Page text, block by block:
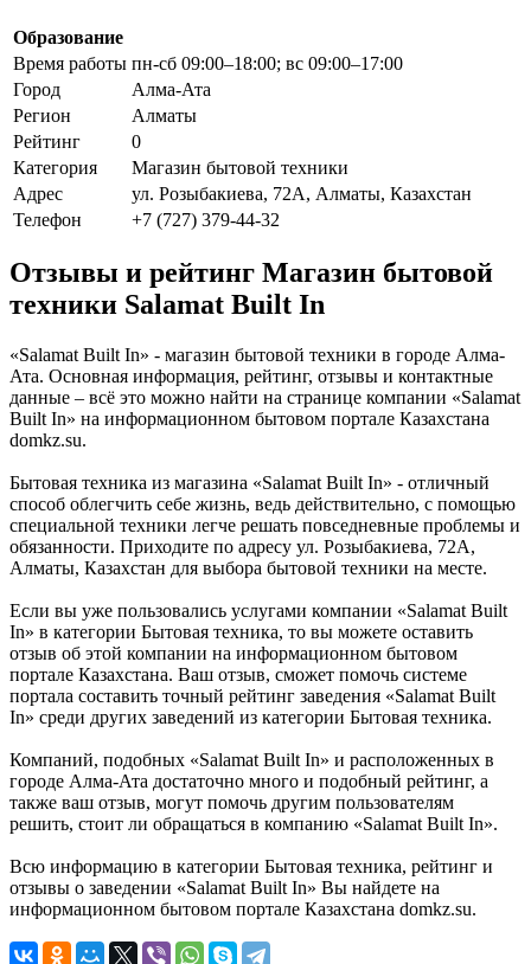
Образование
Время работы пн-сб 09:00–18:00; вс 09:00–17:00
Город
Алма-Ата
Регион
Алматы
Рейтинг
0
Категория
Магазин бытовой техники
Адрес
ул. Розыбакиева, 72А, Алматы, Казахстан
Телефон
+7 (727) 379-44-32
Отзывы и рейтинг Магазин бытовой
техники Salamat Built In
«Salamat Built In» - магазин бытовой техники в городе Алма-
Ата. Основная информация, рейтинг, отзывы и контактные
данные – всё это можно найти на странице компании «Salamat
Built In» на информационном бытовом портале Казахстана
domkz.su.
Бытовая техника из магазина «Salamat Built In» - отличный
способ облегчить себе жизнь, ведь действительно, с помощью
специальной техники легче решать повседневные проблемы и
обязанности. Приходите по адресу ул. Розыбакиева, 72А,
Алматы, Казахстан для выбора бытовой техники на месте.
Если вы уже пользовались услугами компании «Salamat Built
In» в категории Бытовая техника, то вы можете оставить
отзыв об этой компании на информационном бытовом
портале Казахстана. Ваш отзыв, сможет помочь системе
портала составить точный рейтинг заведения «Salamat Built
In» среди других заведений из категории Бытовая техника.
Компаний, подобных «Salamat Built In» и расположенных в
городе Алма-Ата достаточно много и подобный рейтинг, а
также ваш отзыв, могут помочь другим пользователям
решить, стоит ли обращаться в компанию «Salamat Built In».
Всю информацию в категории Бытовая техника, рейтинг и
отзывы о заведении «Salamat Built In» Вы найдете на
информационном бытовом портале Казахстана domkz.su.